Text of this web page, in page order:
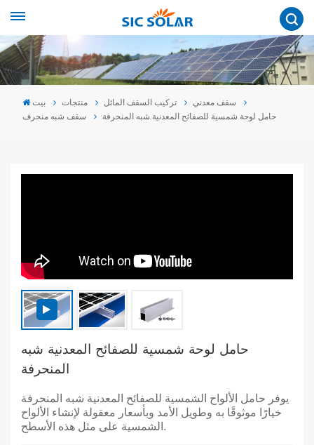
بيت منتجات تركيب السقف المائل
سقف معدني
سقف شبه منحرف
حامل لوحة شمسية للصفائح المعدنية شبه المنحرفة
حامل لوحة شمسية للصفائح المعدنية شبه
المنحرفة
يوفر حامل الألواح الشمسية للصفائح المعدنية شبه المنحرفة
خيارًا موثوقًا به وطويل الأمد وبأسعار معقولة لإنشاء الألواح
الشمسية على مثل هذه الأسطح.